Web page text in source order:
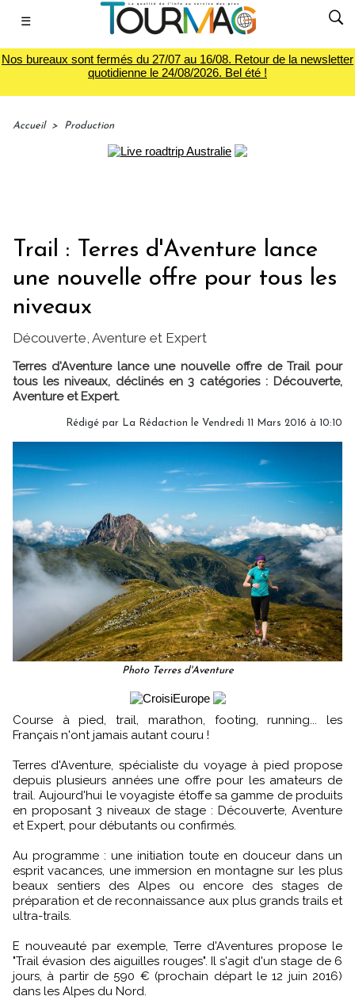
☰
Nos bureaux sont fermés du 27/07 au 16/08. Retour de la newsletter
quotidienne le 24/08/2026. Bel été !
Accueil > Production
Trail : Terres d'Aventure lance
une nouvelle offre pour tous les
niveaux
Découverte, Aventure et Expert
Terres d'Aventure lance une nouvelle offre de Trail pour
tous les niveaux, déclinés en 3 catégories : Découverte,
Aventure et Expert.
Rédigé par La Rédaction le Vendredi 11 Mars 2016 à 10:10
Photo Terres d'Aventure
Course à pied, trail, marathon, footing, running... les
Français n'ont jamais autant couru !
Terres d'Aventure, spécialiste du voyage à pied propose
depuis plusieurs années une offre pour les amateurs de
trail. Aujourd'hui le voyagiste étoffe sa gamme de produits
en proposant 3 niveaux de stage : Découverte, Aventure
et Expert, pour débutants ou confirmés.
Au programme : une initiation toute en douceur dans un
esprit vacances, une immersion en montagne sur les plus
beaux sentiers des Alpes ou encore des stages de
préparation et de reconnaissance aux plus grands trails et
ultra-trails.
E nouveauté par exemple, Terre d'Aventures propose le
"Trail évasion des aiguilles rouges". Il s'agit d'un stage de 6
jours, à partir de 590 € (prochain départ le 12 juin 2016)
dans les Alpes du Nord.